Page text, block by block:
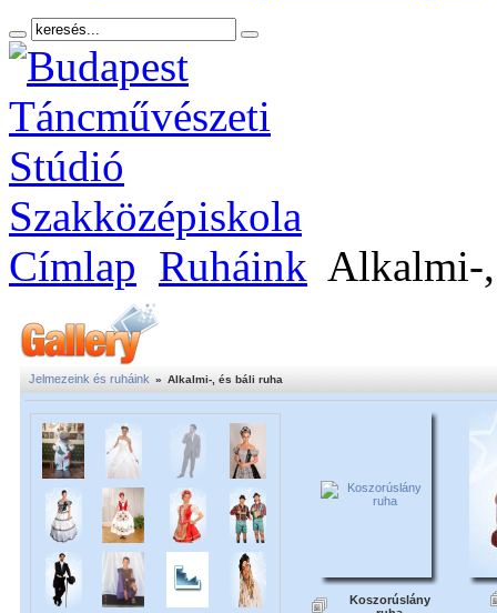
Címlap Ruháink Alkalmi-,
Jelmezeink és ruháink » Alkalmi-, és báli ruha
Koszorúslány